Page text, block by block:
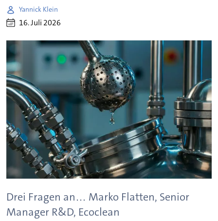
Yannick Klein
16. Juli 2026
Drei Fragen an… Marko Flatten, Senior
Manager R&D, Ecoclean